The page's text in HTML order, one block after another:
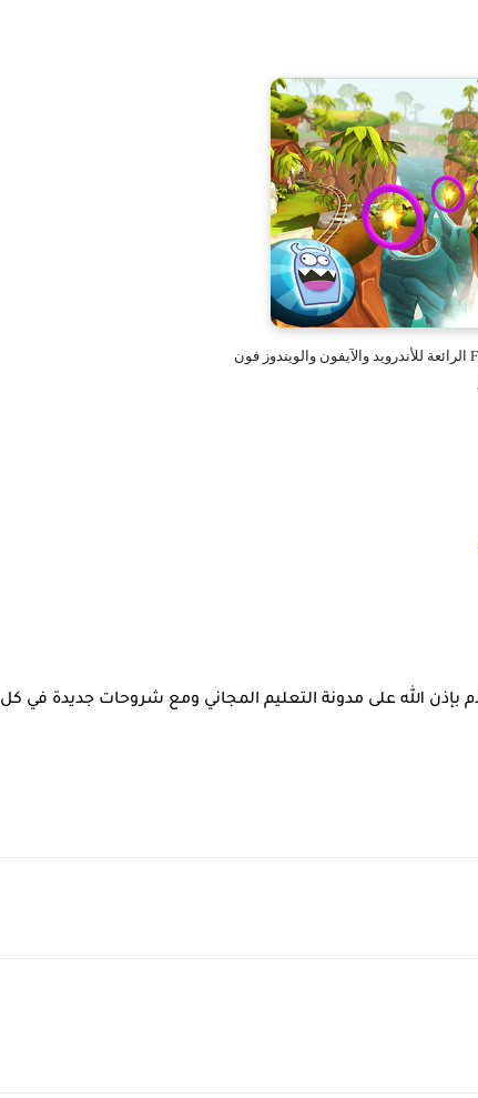
بإذن الله على مدونة التعليم المجاني ومع شروحات جديدة في كل